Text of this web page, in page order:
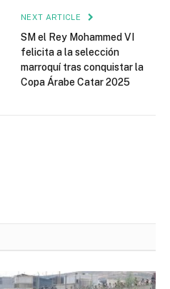
NEXT ARTICLE
SM el Rey Mohammed VI
felicita a la selección
marroquí tras conquistar la
Copa Árabe Catar 2025